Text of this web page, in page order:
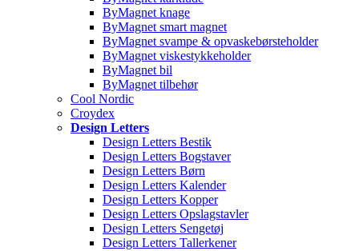
ByMagnet knage
ByMagnet smart magnet
ByMagnet svampe & opvaskebørsteholder
ByMagnet viskestykkeholder
ByMagnet bil
ByMagnet tilbehør
Cool Nordic
Croydex
Design Letters
Design Letters Bestik
Design Letters Bogstaver
Design Letters Børn
Design Letters Kalender
Design Letters Kopper
Design Letters Opslagstavler
Design Letters Sengetøj
Design Letters Tallerkener